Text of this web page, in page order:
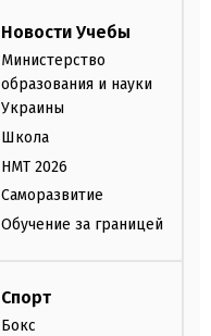
Новости Учебы
Министерство
образования и науки
Украины
Школа
НМТ 2026
Саморазвитие
Обучение за границей
Спорт
Бокс